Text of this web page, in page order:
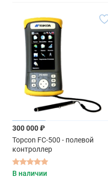
300 000 ₽
Topcon FC-500 - полевой
контроллер
В наличии